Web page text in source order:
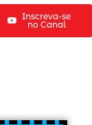
Inscreva-se
no Canal